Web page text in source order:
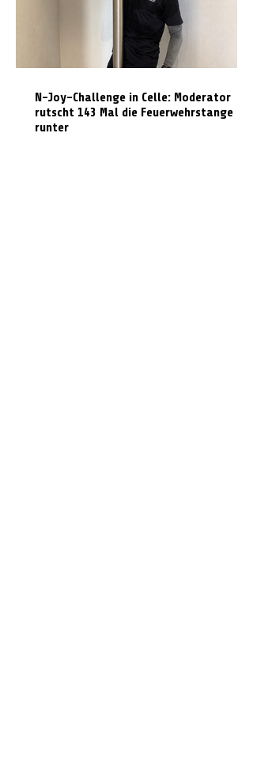
N-Joy-Challenge in Celle: Moderator
rutscht 143 Mal die Feuerwehrstange
runter